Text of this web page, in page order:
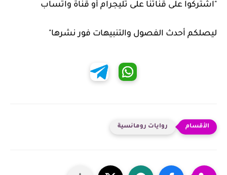
"اشتركوا على قناتنا على تليجرام أو قناة واتساب
ليصلكم أحدث الفصول والتنبيهات فور نشرها"
روايات رومانسية